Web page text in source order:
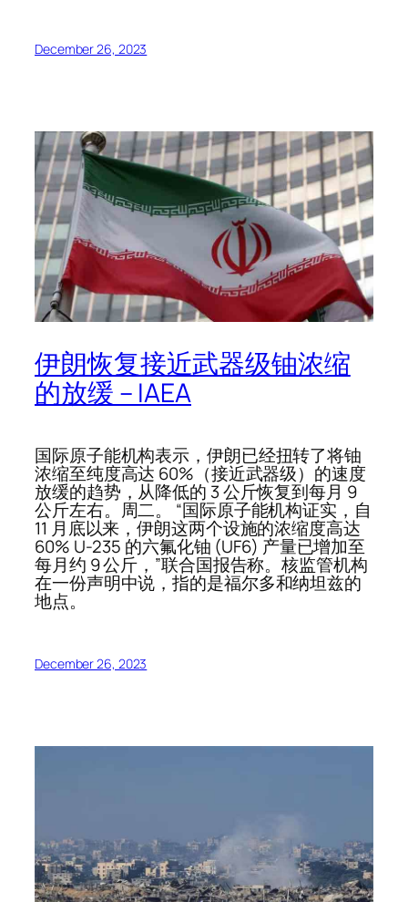
December 26, 2023
伊朗恢复接近武器级铀浓缩
的放缓 – IAEA
国际原子能机构表示，伊朗已经扭转了将铀
浓缩至纯度高达 60%（接近武器级）的速度
放缓的趋势，从降低的 3 公斤恢复到每月 9
公斤左右。周二。 “国际原子能机构证实，自
11 月底以来，伊朗这两个设施的浓缩度高达
60% U-235 的六氟化铀 (UF6) 产量已增加至
每月约 9 公斤，”联合国报告称。核监管机构
在一份声明中说，指的是福尔多和纳坦兹的
地点。
December 26, 2023